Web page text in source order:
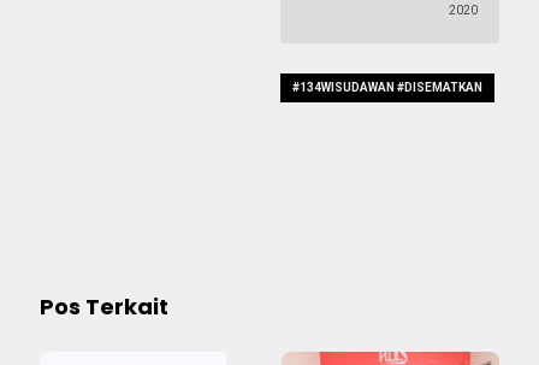
2020
#134WISUDAWAN #DISEMATKAN
Pos Terkait